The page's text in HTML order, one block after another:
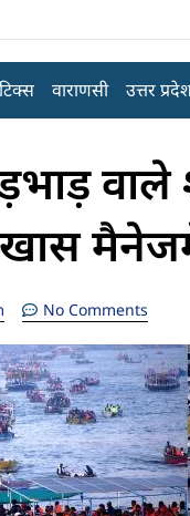
वाराणसी उत्तर
खास
No Comments